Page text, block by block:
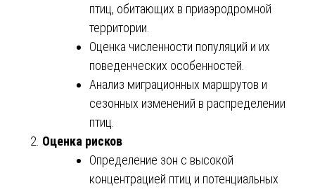
птиц, обитающих в приаэродромной
территории.
Оценка численности популяций и их
поведенческих особенностей.
Анализ миграционных маршрутов и
сезонных изменений в распределении
птиц.
Оценка рисков
Определение зон с высокой
концентрацией птиц и потенциальных